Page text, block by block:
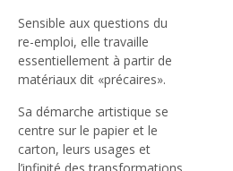
Sensible aux questions du
re-emploi, elle travaille
essentiellement à partir de
matériaux dit «précaires».
Sa démarche artistique se
centre sur le papier et le
carton, leurs usages et